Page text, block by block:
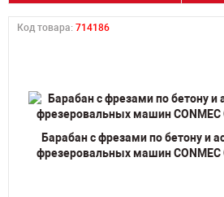
Код товара: 714186
Барабан с фрезами по бетону и
фрезеровальных машин CONMEC